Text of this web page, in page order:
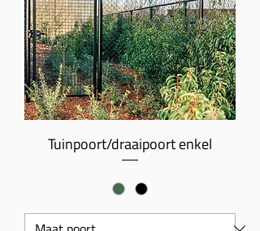
Tuinpoort/draaipoort enkel